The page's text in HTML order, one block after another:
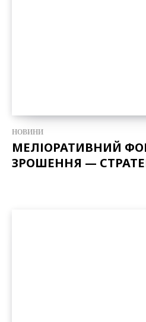
НОВИНИ
МЕЛІОРАТИВНИЙ
ЗРОШЕННЯ —